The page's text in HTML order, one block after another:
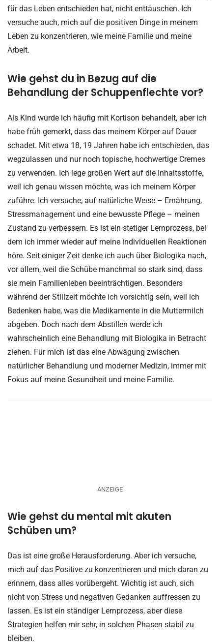
für das Leben entschieden hat, nicht enttäuschen. Ich
versuche auch, mich auf die positiven Dinge in meinem
Leben zu konzentrieren, wie meine Familie und meine
Arbeit.
Wie gehst du in Bezug auf die
Behandlung der Schuppenflechte vor?
Als Kind wurde ich häufig mit Kortison behandelt, aber ich
habe früh gemerkt, dass das meinem Körper auf Dauer
schadet. Mit etwa 18, 19 Jahren habe ich entschieden, das
wegzulassen und nur noch topische, hochwertige Cremes
zu verwenden. Ich lege großen Wert auf die Inhaltsstoffe,
weil ich genau wissen möchte, was ich meinem Körper
zuführe. Ich versuche, auf natürliche Weise – Ernährung,
Stressmanagement und eine bewusste Pflege – meinen
Zustand zu verbessern. Es ist ein stetiger Lernprozess, bei
dem ich immer wieder auf meine individuellen Reaktionen
höre. Seit einiger Zeit denke ich auch über Biologika nach,
vor allem, weil die Schübe manchmal so stark sind, dass
sie mein Familienleben beeinträchtigen. Besonders
während der Stillzeit möchte ich vorsichtig sein, weil ich
Bedenken habe, was die Medikamente in die Muttermilch
abgeben. Doch nach dem Abstillen werde ich
wahrscheinlich eine Behandlung mit Biologika in Betracht
ziehen. Für mich ist das eine Abwägung zwischen
natürlicher Behandlung und moderner Medizin, immer mit
Fokus auf meine Gesundheit und meine Familie.
ANZEIGE
Wie gehst du mental mit akuten
Schüben um?
Das ist eine große Herausforderung. Aber ich versuche,
mich auf das Positive zu konzentrieren und mich daran zu
erinnern, dass alles vorübergeht. Wichtig ist auch, sich
nicht von Stress und negativen Gedanken auffressen zu
lassen. Es ist ein ständiger Lernprozess, aber diese
Strategien helfen mir sehr, in solchen Phasen stabil zu
bleiben.